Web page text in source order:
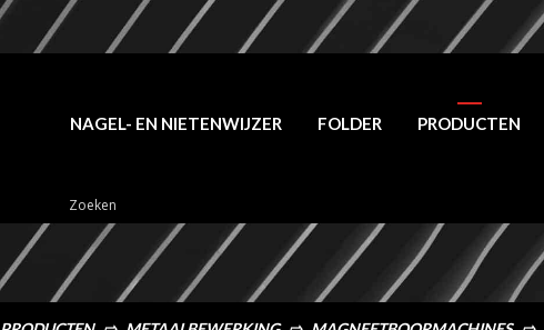
NAGEL- EN NIETENWIJZER FOLDER PRODUCTEN